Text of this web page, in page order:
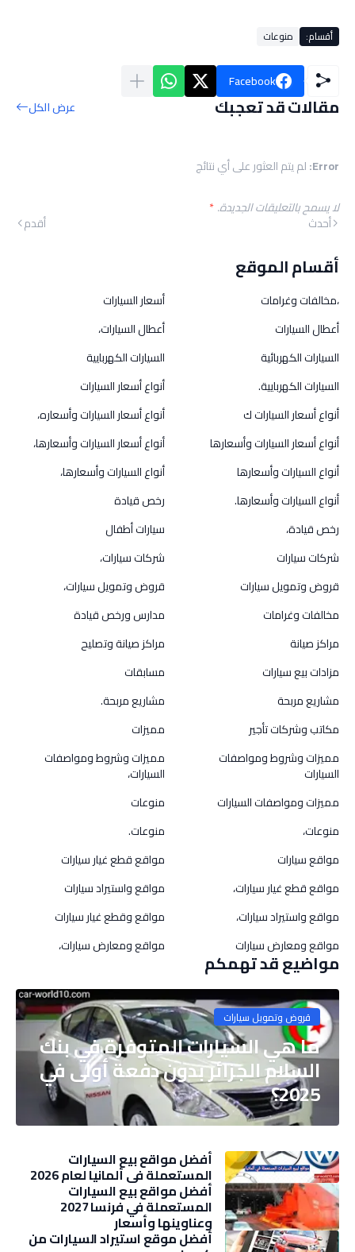
أقسام: منوعات
Facebook
مقالات قد تعجبك عرض الكل
Error: لم يتم العثور على أي نتائج
لا يسمح بالتعليقات الجديدة.*
أحدث أقدم
أقسام الموقع
،مخالفات وغرامات
أسعار السيارات
أعطال السيارات
أعطال السيارات،
السيارات الكهربائية
السيارات الكهربايية
السيارات الكهربايية.
أنواع أسعار السيارات
أنواع أسعار السيارات ك
أنواع أسعار السيارات وأسعاره،
أنواع أسعار السيارات وأسعارها
أنواع أسعار السيارات وأسعارها،
أنواع السيارات وأسعارها
أنواع السيارات وأسعارها،
أنواع السيارات وأسعارها.
رخص قيادة
رخص قيادة،
سيارات أطفال
شركات سيارات
شركات سيارات،
قروض وتمويل سيارات
قروض وتمويل سيارات،
مخالفات وغرامات
مدارس ورخص قيادة
مراكز صيانة
مراكز صيانة وتصليح
مزادات بيع سيارات
مسابقات
مشاريع مربحة
مشاريع مربحة.
مكاتب وشركات تأجير
مميزات
مميزات وشروط ومواصفات
السيارات
مميزات وشروط ومواصفات
السيارات،
مميزات ومواصفات السيارات
منوعات
منوعات،
منوعات.
مواقع سيارات
مواقع قطع غيار سيارات
مواقع قطع غيار سيارات،
مواقع واستيراد سيارات
مواقع واستيراد سيارات،
مواقع وقطع غيار سيارات
مواقع ومعارض سيارات
مواقع ومعارض سيارات،
مواضيع قد تهمكم
قروض وتمويل سيارات
ما هي السيارات المتوفرة في بنك
السلام الجزائر بدون دفعة أولى في
2025؟
أفضل مواقع بيع السيارات
المستعملة في ألمانيا لعام 2026
أفضل مواقع بيع السيارات
المستعملة في فرنسا 2027
وعناوينها وأسعار
أفضل موقع استيراد السيارات من